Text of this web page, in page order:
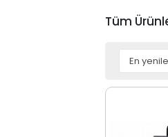
Tüm